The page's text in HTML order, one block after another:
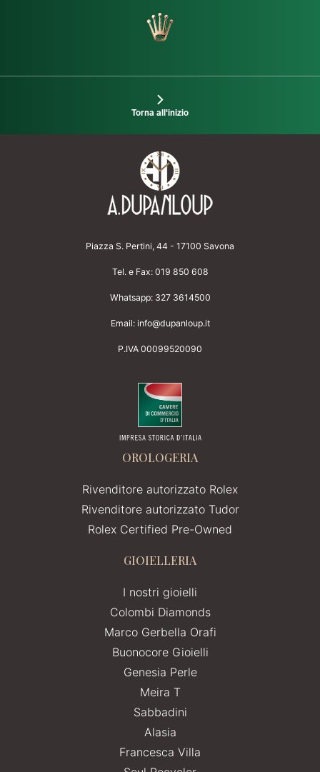
Torna all'inizio
Piazza S. Pertini, 44 - 17100 Savona
Tel. e Fax: 019 850 608
Whatsapp: 327 3614500
Email: info@dupanloup.it
P.IVA 00099520090
OROLOGERIA
Rivenditore autorizzato Rolex
Rivenditore autorizzato Tudor
Rolex Certified Pre-Owned
GIOIELLERIA
I nostri gioielli
Colombi Diamonds
Marco Gerbella Orafi
Buonocore Gioielli
Genesia Perle
Meira T
Sabbadini
Alasia
Francesca Villa